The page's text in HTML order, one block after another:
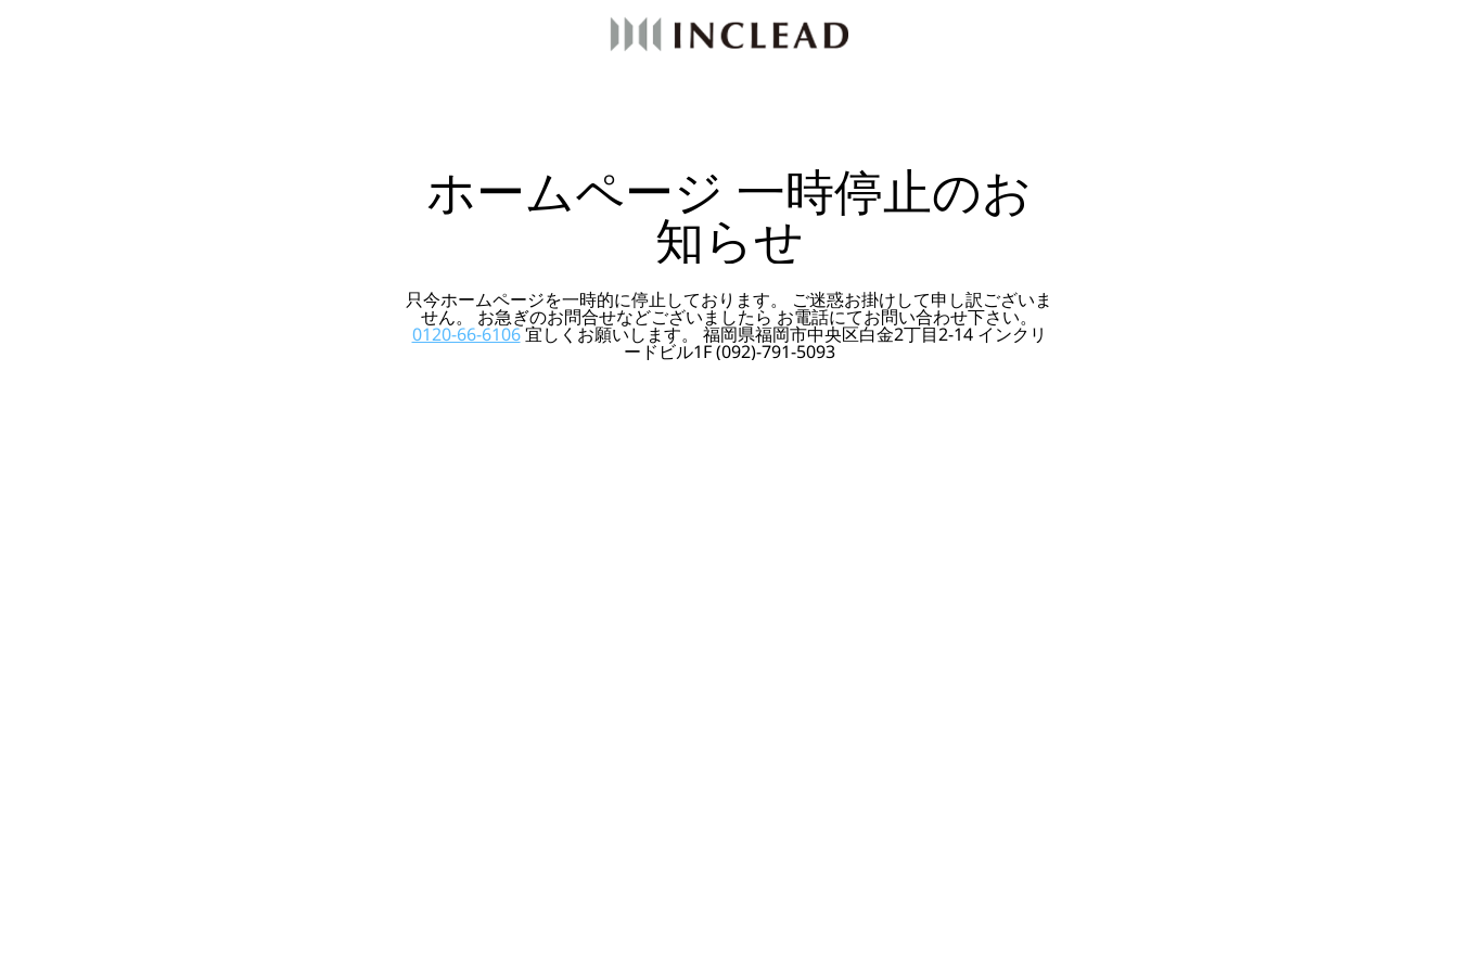
ホームページ 一時停止のお
知らせ
只今ホームページを一時的に停止しております。 ご迷惑お掛けして申し訳ございま
せん。 お急ぎのお問合せなどございましたら お電話にてお問い合わせ下さい。
0120-66-6106宜しくお願いします。 福岡県福岡市中央区白金2丁目2-14 インクリ
ードビル1F (092)-791-5093